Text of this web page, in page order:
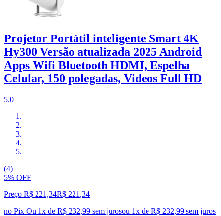
Projetor Portátil inteligente Smart 4K
Hy300 Versão atualizada 2025 Android
Apps Wifi Bluetooth HDMI, Espelha
Celular, 150 polegadas, Videos Full HD
5.0
(4)
5% OFF
Preço R$ 221,34R$ 221 ,34
no Pix Ou 1x de R$ 232,99 sem jurosou 1x de R$ 232,99 sem juros